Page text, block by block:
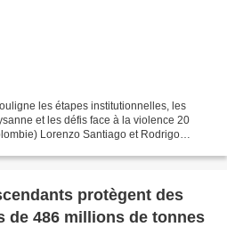
les étapes institutionnelles, les
et les défis face à la violence 20
Lorenzo Santiago et Rodrigo
protègent des
de 486 millions de tonnes